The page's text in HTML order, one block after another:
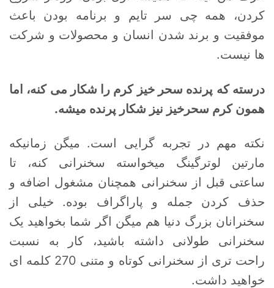
کردن، همه چی سر تایم و برنامه بودن باعث
موفقیت و برند شدن انسان و محصولات و شرکت
ها نیست.
درسته که پرنده سحر خیز کرم را شکار می کنه، اما
همون کرم سحرخیز نیز شکار پرنده میشه.
نکته مهم در تجربه گرایی است. میگن زمانیکه
مارتین لوترگینگ میخواسته سخنرانی کنه، تا
ساعتی قبل از سخنرانی همچنان مشغول اضافه و
حذف کردن جمله و پاراگراف بوده. خیلی از
سخنرانان بزرگ دنیا هم میگن اگر شما بخواهید یک
سخنرانی طولانی داشته باشید، کار به نسبت
راحت تری از سخنرانی کوتاه و متنی 270 کلمه ای
خواهید داشت.